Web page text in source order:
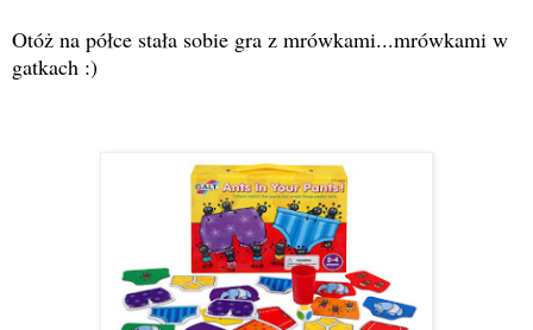
Otóż na półce stała sobie gra z mrówkami...mrówkami w
gatkach :)